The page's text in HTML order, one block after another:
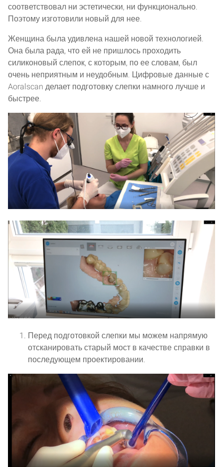
соответствовал ни эстетически, ни функционально.
Поэтому изготовили новый для нее.
Женщина была удивлена нашей новой технологией.
Она была рада, что ей не пришлось проходить
силиконовый слепок, с которым, по ее словам, был
очень неприятным и неудобным. Цифровые данные с
Aoralscan делает подготовку слепки намного лучше и
быстрее.
Перед подготовкой слепки мы можем напрямую
отсканировать старый мост в качестве справки в
последующем проектировании.